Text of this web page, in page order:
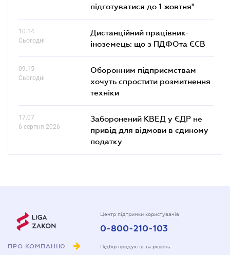
підготуватися до 1 жовтня"
10.14
Сьогодні
Дистанційний працівник-
іноземець: що з ПДФОта ЄСВ
09.15
Сьогодні
Оборонним підприємствам
хочуть спростити розмитнення
техніки
17.07
6 серпня 2026
Заборонений КВЕД у ЄДР не
привід для відмови в єдиному
податку
ПРО КОМПАНІЮ
Центр підтримки користувачів
0-800-210-103
Підбір продуктів та рішень